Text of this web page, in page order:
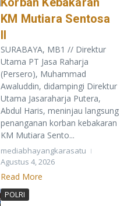
KM Mutiara Sentosa
II
SURABAYA, MB1 // Direktur
Utama PT Jasa Raharja
(Persero), Muhammad
Awaluddin, didampingi Direktur
Utama Jasaraharja Putera,
Abdul Haris, meninjau langsung
penanganan korban kebakaran
KM Mutiara Sento...
mediabhayangkarasatu
Agustus 4, 2026
Read More
POLRI